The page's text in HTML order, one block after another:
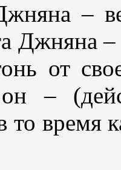
–
Джняна
от
он –
то время